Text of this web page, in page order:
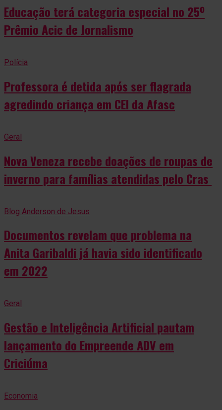
Educação terá categoria especial no 25º
Prêmio Acic de Jornalismo
Polícia
Professora é detida após ser flagrada
agredindo criança em CEI da Afasc
Geral
Nova Veneza recebe doações de roupas de
inverno para famílias atendidas pelo Cras
Blog Anderson de Jesus
Documentos revelam que problema na
Anita Garibaldi já havia sido identificado
em 2022
Geral
Gestão e Inteligência Artificial pautam
lançamento do Empreende ADV em
Criciúma
Economia